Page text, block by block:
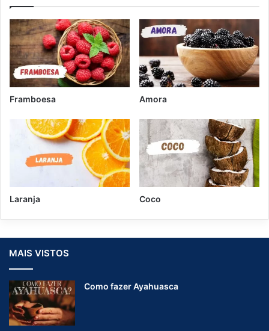
Framboesa Amora
Laranja Coco
MAIS VISTOS
Como fazer Ayahuasca